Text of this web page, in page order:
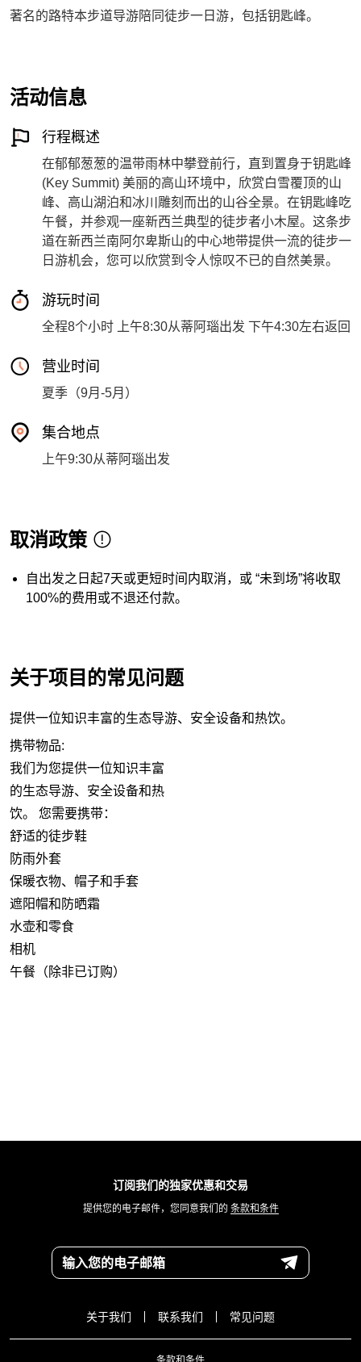
著名的路特本步道导游陪同徒步一日游，包括钥匙峰。
活动信息
行程概述
在郁郁葱葱的温带雨林中攀登前行，直到置身于钥匙峰
(Key Summit) 美丽的高山环境中，欣赏白雪覆顶的山
峰、高山湖泊和冰川雕刻而出的山谷全景。在钥匙峰吃
午餐，并参观一座新西兰典型的徒步者小木屋。这条步
道在新西兰南阿尔卑斯山的中心地带提供一流的徒步一
日游机会，您可以欣赏到令人惊叹不已的自然美景。
游玩时间
全程8个小时 上午8:30从蒂阿瑙出发 下午4:30左右返回
营业时间
夏季（9月-5月）
集合地点
上午9:30从蒂阿瑙出发
取消政策
自出发之日起7天或更短时间内取消，或 “未到场”将收取
100%的费用或不退还付款。
关于项目的常见问题
提供一位知识丰富的生态导游、安全设备和热饮。
携带物品:
我们为您提供一位知识丰富
的生态导游、安全设备和热
饮。 您需要携带：
舒适的徒步鞋
防雨外套
保暖衣物、帽子和手套
遮阳帽和防晒霜
水壶和零食
相机
午餐（除非已订购）
订阅我们的独家优惠和交易
提供您的电子邮件，您同意我们的 条款和条件
输入您的电子邮箱
关于我们 联系我们 常见问题